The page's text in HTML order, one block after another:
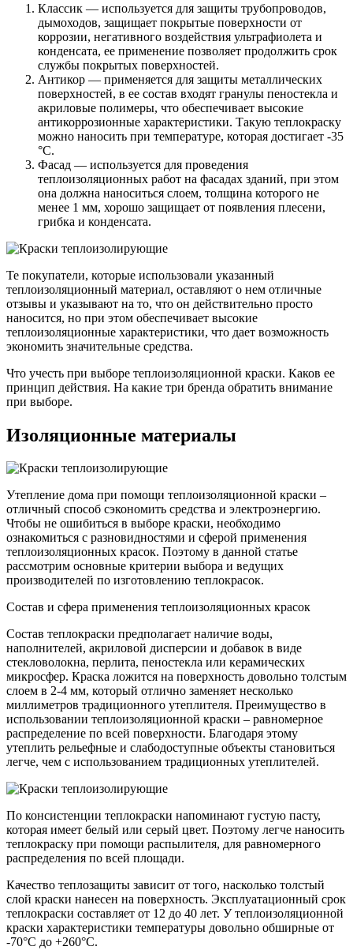
Классик — используется для защиты трубопроводов,
дымоходов, защищает покрытые поверхности от
коррозии, негативного воздействия ультрафиолета и
конденсата, ее применение позволяет продолжить срок
службы покрытых поверхностей.
Антикор — применяется для защиты металлических
поверхностей, в ее состав входят гранулы пеностекла и
акриловые полимеры, что обеспечивает высокие
антикоррозионные характеристики. Такую теплокраску
можно наносить при температуре, которая достигает -35
°C.
Фасад — используется для проведения
теплоизоляционных работ на фасадах зданий, при этом
она должна наноситься слоем, толщина которого не
менее 1 мм, хорошо защищает от появления плесени,
грибка и конденсата.
Те покупатели, которые использовали указанный
теплоизоляционный материал, оставляют о нем отличные
отзывы и указывают на то, что он действительно просто
наносится, но при этом обеспечивает высокие
теплоизоляционные характеристики, что дает возможность
экономить значительные средства.
Что учесть при выборе теплоизоляционной краски. Каков ее
принцип действия. На какие три бренда обратить внимание
при выборе.
Изоляционные материалы
Утепление дома при помощи теплоизоляционной краски –
отличный способ сэкономить средства и электроэнергию.
Чтобы не ошибиться в выборе краски, необходимо
ознакомиться с разновидностями и сферой применения
теплоизоляционных красок. Поэтому в данной статье
рассмотрим основные критерии выбора и ведущих
производителей по изготовлению теплокрасок.
Состав и сфера применения теплоизоляционных красок
Состав теплокраски предполагает наличие воды,
наполнителей, акриловой дисперсии и добавок в виде
стекловолокна, перлита, пеностекла или керамических
микросфер. Краска ложится на поверхность довольно толстым
слоем в 2-4 мм, который отлично заменяет несколько
миллиметров традиционного утеплителя. Преимущество в
использовании теплоизоляционной краски – равномерное
распределение по всей поверхности. Благодаря этому
утеплить рельефные и слабодоступные объекты становиться
легче, чем с использованием традиционных утеплителей.
По консистенции теплокраски напоминают густую пасту,
которая имеет белый или серый цвет. Поэтому легче наносить
теплокраску при помощи распылителя, для равномерного
распределения по всей площади.
Качество теплозащиты зависит от того, насколько толстый
слой краски нанесен на поверхность. Эксплуатационный срок
теплокраски составляет от 12 до 40 лет. У теплоизоляционной
краски характеристики температуры довольно обширные от
-70°C до +260°C.